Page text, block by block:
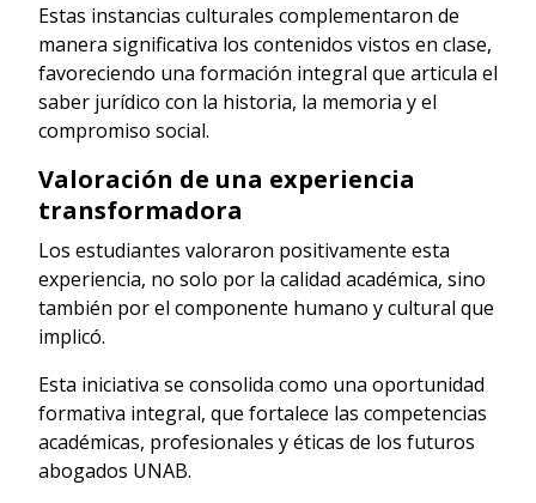
Estas instancias culturales complementaron de
manera significativa los contenidos vistos en clase,
favoreciendo una formación integral que articula el
saber jurídico con la historia, la memoria y el
compromiso social.
Valoración de una experiencia
transformadora
Los estudiantes valoraron positivamente esta
experiencia, no solo por la calidad académica, sino
también por el componente humano y cultural que
implicó.
Esta iniciativa se consolida como una oportunidad
formativa integral, que fortalece las competencias
académicas, profesionales y éticas de los futuros
abogados UNAB.